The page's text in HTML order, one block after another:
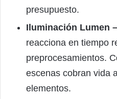
presupuesto.
Iluminación Lumen –
reacciona en tiempo
preprocesamientos.
escenas cobran vida
elementos.